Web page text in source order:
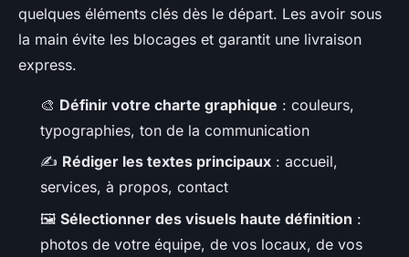
quelques éléments clés dès le départ. Les avoir sous
la main évite les blocages et garantit une livraison
express.
🎨 Définir votre charte graphique : couleurs,
typographies, ton de la communication
✍️ Rédiger les textes principaux : accueil,
services, à propos, contact
🖼️ Sélectionner des visuels haute définition :
photos de votre équipe, de vos locaux, de vos